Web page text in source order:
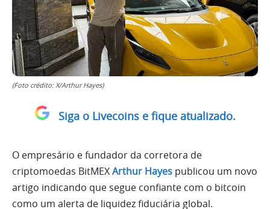
(Foto crédito: X/Arthur Hayes)
Siga o Livecoins e fique atualizado.
O empresário e fundador da corretora de
criptomoedas BitMEXArthur Hayes publicou um novo
artigo indicando que segue confiante com o bitcoin
como um alerta de liquidez fiduciária global.